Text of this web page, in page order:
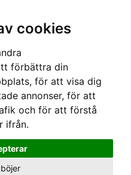
cookies
förbättra din
för att visa dig
annonser, för att
och för att förstå
ifrån.
LEOPARD